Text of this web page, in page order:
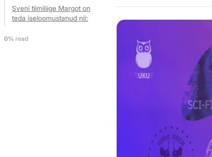
Sveni tiimiliige Margot on
teda iseloomustanud nii:
0% read